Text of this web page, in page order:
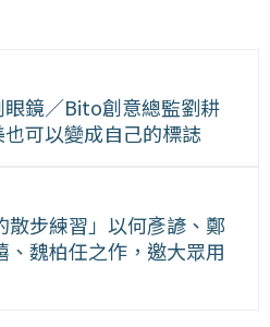
眼鏡／Bito創意總監劉耕
可以變成自己的標誌
散步練習」以何彥諺、鄭
魏柏任之作，邀大眾用